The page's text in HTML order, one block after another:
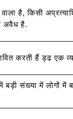
है, किसी
अवैध है.
करती हैं ड्ढ एक
बड़ी संख्या में लोगों